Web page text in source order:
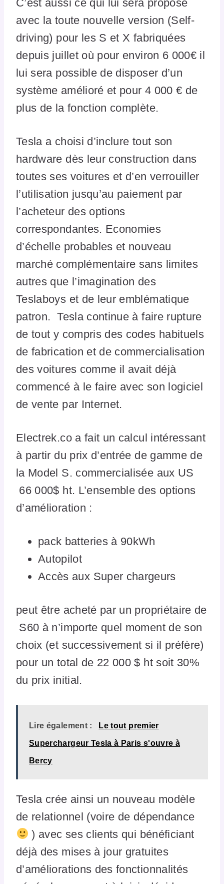
C’est aussi ce qui lui sera proposé
avec la toute nouvelle version (Self-
driving) pour les S et X fabriquées
depuis juillet où pour environ 6 000€ il
lui sera possible de disposer d’un
système amélioré et pour 4 000 € de
plus de la fonction complète.
Tesla a choisi d’inclure tout son
hardware dès leur construction dans
toutes ses voitures et d’en verrouiller
l’utilisation jusqu’au paiement par
l’acheteur des options
correspondantes. Economies
d’échelle probables et nouveau
marché complémentaire sans limites
autres que l’imagination des
Teslaboys et de leur emblématique
patron. Tesla continue à faire rupture
de tout y compris des codes habituels
de fabrication et de commercialisation
des voitures comme il avait déjà
commencé à le faire avec son logiciel
de vente par Internet.
Electrek.co a fait un calcul intéressant
à partir du prix d’entrée de gamme de
la Model S. commercialisée aux US
66 000$ ht. L’ensemble des options
d’amélioration :
pack batteries à 90kWh
Autopilot
Accès aux Super chargeurs
peut être acheté par un propriétaire de
S60 à n’importe quel moment de son
choix (et successivement si il préfère)
pour un total de 22 000 $ ht soit 30%
du prix initial.
Lire également : Le tout premier
Superchargeur Tesla à Paris s'ouvre à
Bercy
Tesla crée ainsi un nouveau modèle
de relationnel (voire de dépendance
) avec ses clients qui bénéficiant
déjà des mises à jour gratuites
d’améliorations des fonctionnalités